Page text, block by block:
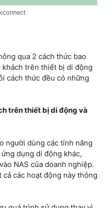
qua 2 cách thức bao
trên thiết bị di động
cách thức đều có những
trên thiết bị di động và
người dùng các tính năng
dụng di động khác,
NAS của doanh nghiệp.
các hoạt động này thông